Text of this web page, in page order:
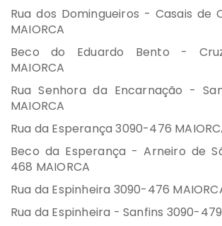
Rua dos Domingueiros - Casais de
MAIORCA
Beco do Eduardo Bento -
MAIORCA
Rua Senhora da Encarnação -
MAIORCA
Rua da Esperança 3090-476
Beco da Esperança - Arneiro de
468 MAIORCA
Rua da Espinheira 3090-476
Rua da Espinheira - Sanfins 3090-